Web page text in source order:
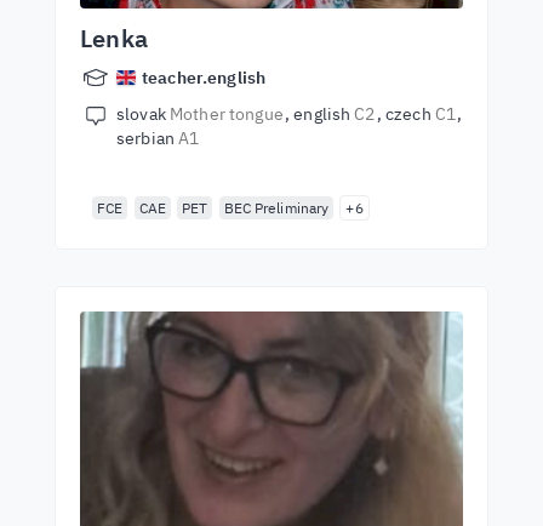
Lenka
teacher.english
slovak Mother tongue english C2 czech C1
serbianA1
FCE CAE PET BEC Preliminary +6